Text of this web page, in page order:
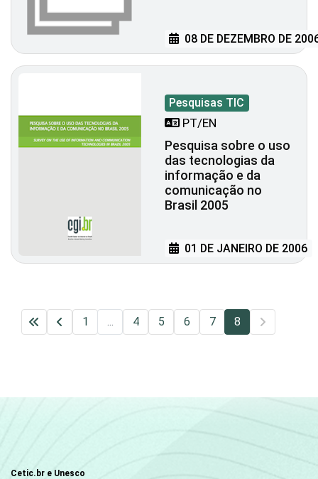
08 DE DEZEMBRO DE
Pesquisas TIC
PT/EN
Pesquisa sobre o uso
das tecnologias da
informação e da
comunicação no
Brasil 2005
01 DE JANEIRO DE 2006
1 ... 4 5 6 7 8
Cetic.br e Unesco